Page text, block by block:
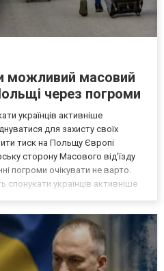
можливий масовий
через погроми
українців активніше
для захисту своїх
тиск на Польщу Європі
сторону Масового від'їзду
погроми очікувати не варто.
спонукати українців активніше